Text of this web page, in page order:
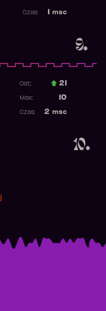
9.
msc
Czas:
10.
Ost.: 21
10
Max:
2 msc
Czas: